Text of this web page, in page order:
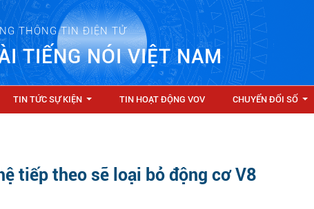
THÔNG TIN ĐIỆN TỬ
TIẾNG NÓI VIỆT NAM
TIN TỨC SỰ KIỆN TIN HOẠT ĐỘNG VOV CHUYỂN ĐỔI SỐ
tiếp theo sẽ loại bỏ động cơ V8